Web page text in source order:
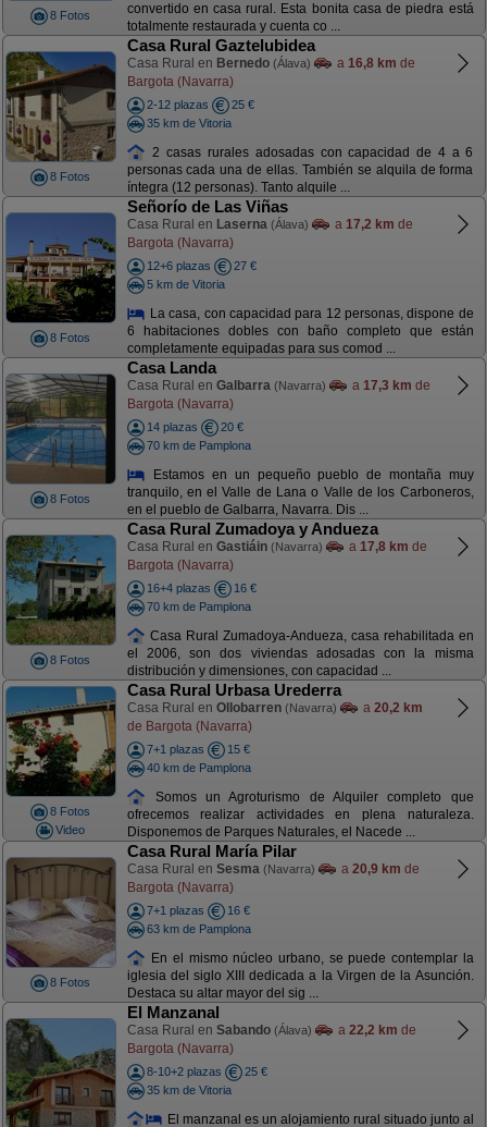
8 Fotos
convertido en casa rural. Esta bonita casa de piedra está
totalmente restaurada y cuenta co ...
8 Fotos
Casa Rural Gaztelubidea
Casa Rural en Bernedo (Álava) a 16,8 km de
Bargota (Navarra)
2-12 plazas
25 €
35 km de Vitoria
2 casas rurales adosadas con capacidad de 4 a 6
personas cada una de ellas. También se alquila de forma
íntegra (12 personas). Tanto alquile ...
8 Fotos
Señorío de Las Viñas
Casa Rural en Laserna (Álava) a 17,2 km de
Bargota (Navarra)
12+6 plazas
27 €
5 km de Vitoria
La casa, con capacidad para 12 personas, dispone de
6 habitaciones dobles con baño completo que están
completamente equipadas para sus comod ...
8 Fotos
Casa Landa
Casa Rural en Galbarra (Navarra) a 17,3 km de
Bargota (Navarra)
14 plazas
20 €
70 km de Pamplona
Estamos en un pequeño pueblo de montaña muy
tranquilo, en el Valle de Lana o Valle de los Carboneros,
en el pueblo de Galbarra, Navarra. Dis ...
8 Fotos
Casa Rural Zumadoya y Andueza
Casa Rural en Gastiáin (Navarra) a 17,8 km de
Bargota (Navarra)
16+4 plazas
16 €
70 km de Pamplona
Casa Rural Zumadoya-Andueza, casa rehabilitada en
el 2006, son dos viviendas adosadas con la misma
distribución y dimensiones, con capacidad ...
8 Fotos
Video
Casa Rural Urbasa Urederra
Casa Rural en Ollobarren (Navarra) a 20,2 km
de Bargota (Navarra)
7+1 plazas
15 €
40 km de Pamplona
Somos un Agroturismo de Alquiler completo que
ofrecemos realizar actividades en plena naturaleza.
Disponemos de Parques Naturales, el Nacede ...
8 Fotos
Casa Rural María Pilar
Casa Rural en Sesma (Navarra) a 20,9 km de
Bargota (Navarra)
7+1 plazas
16 €
63 km de Pamplona
En el mismo núcleo urbano, se puede contemplar la
iglesia del siglo XIII dedicada a la Virgen de la Asunción.
Destaca su altar mayor del sig ...
El Manzanal
Casa Rural en Sabando (Álava) a 22,2 km de
Bargota (Navarra)
8-10+2 plazas
25 €
35 km de Vitoria
El manzanal es un alojamiento rural situado junto al